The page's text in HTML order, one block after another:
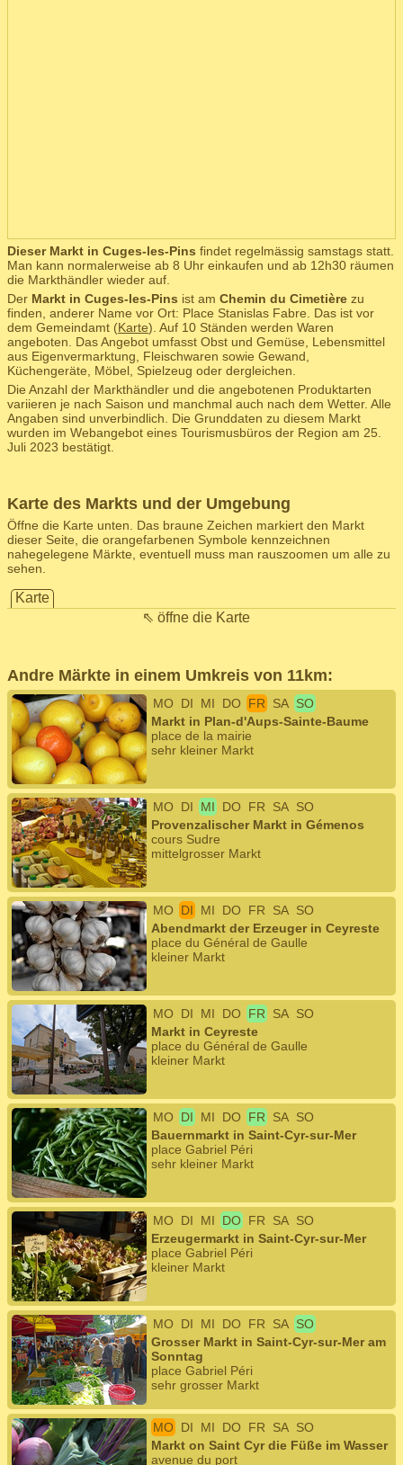
Dieser Markt in Cuges-les-Pins findet regelmässig samstags statt.
Man kann normalerweise ab 8 Uhr einkaufen und ab 12h30 räumen
die Markthändler wieder auf.
Der Markt in Cuges-les-Pins ist am Chemin du Cimetière zu
finden, anderer Name vor Ort: Place Stanislas Fabre. Das ist vor
dem Gemeindamt (Karte). Auf 10 Ständen werden Waren
angeboten. Das Angebot umfasst Obst und Gemüse, Lebensmittel
aus Eigenvermarktung, Fleischwaren sowie Gewand,
Küchengeräte, Möbel, Spielzeug oder dergleichen.
Die Anzahl der Markthändler und die angebotenen Produktarten
variieren je nach Saison und manchmal auch nach dem Wetter. Alle
Angaben sind unverbindlich. Die Grunddaten zu diesem Markt
wurden im Webangebot eines Tourismusbüros der Region am 25.
Juli 2023 bestätigt.
Karte des Markts und der Umgebung
Öffne die Karte unten. Das braune Zeichen markiert den Markt
dieser Seite, die orangefarbenen Symbole kennzeichnen
nahegelegene Märkte, eventuell muss man rauszoomen um alle zu
sehen.
Karte
⇖ öffne die Karte
Andre Märkte in einem Umkreis von 11km:
MO DI MI DO FR SA SO
Markt in Plan-d'Aups-Sainte-Baume
place de la mairie
sehr kleiner Markt
MO DI MI DO FR SA SO
Provenzalischer Markt in Gémenos
cours Sudre
mittelgrosser Markt
MO DI MI DO FR SA SO
Abendmarkt der Erzeuger in Ceyreste
place du Général de Gaulle
kleiner Markt
MO DI MI DO FR SA SO
Markt in Ceyreste
place du Général de Gaulle
kleiner Markt
MO DI MI DO FR SA SO
Bauernmarkt in Saint-Cyr-sur-Mer
place Gabriel Péri
sehr kleiner Markt
MO DI MI DO FR SA SO
Erzeugermarkt in Saint-Cyr-sur-Mer
place Gabriel Péri
kleiner Markt
MO DI MI DO FR SA SO
Grosser Markt in Saint-Cyr-sur-Mer am
Sonntag
place Gabriel Péri
sehr grosser Markt
MO DI MI DO FR SA SO
Markt on Saint Cyr die Füße im Wasser
avenue du port